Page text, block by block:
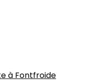
à Fontfroide